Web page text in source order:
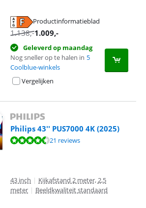
Productinformatieblad
1.138,-1.009,-
Geleverd op maandag
Nog sneller op te halen in 5
Coolblue-winkels
Vergelijken
Philips 43'' PUS7000 4K (2025)
10, gebaseerd op 21 reviews.
21 reviews
43 inch | Kijkafstand 2 meter, 2,5
meter | Beeldkwaliteit standaard